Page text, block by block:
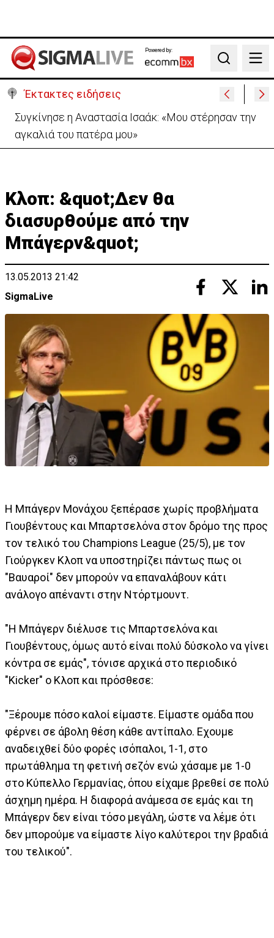
Powered by:
Search
Έκτακτες ειδήσεις
Μεγάλο πακέτο όπλων από Τουρκία προς Ουκρανία
-Κίνηση με μήνυμα προς Μόσχα;
Κλοπ: &quot;Δεν θα
διασυρθούμε από την
Μπάγερν&quot;
13.05.2013 21:42
SigmaLive
H Μπάγερν Μονάχου ξεπέρασε χωρίς προβλήματα
Γιουβέντους και Μπαρτσελόνα στον δρόμο της προς
τον τελικό του Champions League (25/5), με τον
Γιούργκεν Κλοπ να υποστηρίζει πάντως πως οι
"Βαυαροί" δεν μπορούν να επαναλάβουν κάτι
ανάλογο απέναντι στην Ντόρτμουντ.
"Η Μπάγερν διέλυσε τις Μπαρτσελόνα και
Γιουβέντους, όμως αυτό είναι πολύ δύσκολο να γίνει
κόντρα σε εμάς", τόνισε αρχικά στο περιοδικό
"Kicker" ο Κλοπ και πρόσθεσε:
"Ξέρουμε πόσο καλοί είμαστε. Είμαστε ομάδα που
φέρνει σε άβολη θέση κάθε αντίπαλο. Εχουμε
αναδειχθεί δύο φορές ισόπαλοι, 1-1, στο
πρωτάθλημα τη φετινή σεζόν ενώ χάσαμε με 1-0
στο Κύπελλο Γερμανίας, όπου είχαμε βρεθεί σε πολύ
άσχημη ημέρα. Η διαφορά ανάμεσα σε εμάς και τη
Μπάγερν δεν είναι τόσο μεγάλη, ώστε να λέμε ότι
δεν μπορούμε να είμαστε λίγο καλύτεροι την βραδιά
του τελικού".